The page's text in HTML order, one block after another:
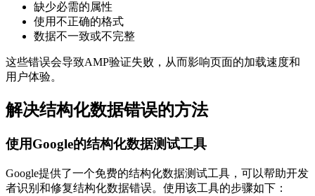
缺少必需的属性
使用不正确的格式
数据不一致或不完整
这些错误会导致AMP验证失败，从而影响页面的加载速度和
用户体验。
解决结构化数据错误的方法
使用Google的结构化数据测试工具
Google提供了一个免费的结构化数据测试工具，可以帮助开发
者识别和修复结构化数据错误。使用该工具的步骤如下：